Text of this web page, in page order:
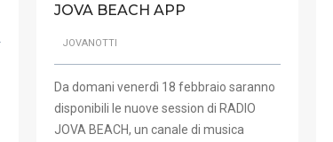
JOVA BEACH APP
JOVANOTTI
Da domani venerdì 18 febbraio saranno
disponibili le nuove session di RADIO
JOVA BEACH, un canale di musica